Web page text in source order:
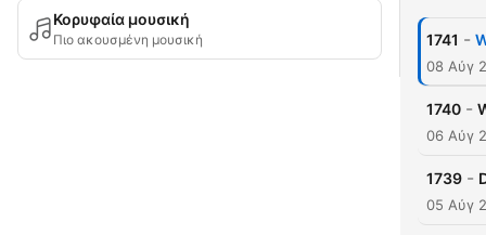
Κορυφαία μουσική
Πιο ακουσμένη μουσική 1741 -
08 Αύγ
1740 -
06 Αύγ
1739 -
05 Αύγ